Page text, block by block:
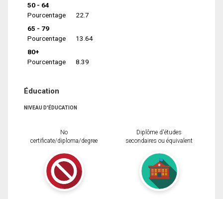
50 - 64
Pourcentage
22.7
65 - 79
Pourcentage
13.64
80+
Pourcentage
8.39
Éducation
NIVEAU D'ÉDUCATION
No
certificate/diploma/degree
Diplôme d'études
secondaires ou équivalent